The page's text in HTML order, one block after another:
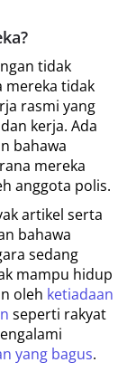
tidak
mereka tidak
rasmi yang
kerja. Ada
bahawa
mereka
anggota polis.
artikel serta
bahawa
sedang
mampu hidup
oleh ketiadaan
seperti rakyat
yang bagus.